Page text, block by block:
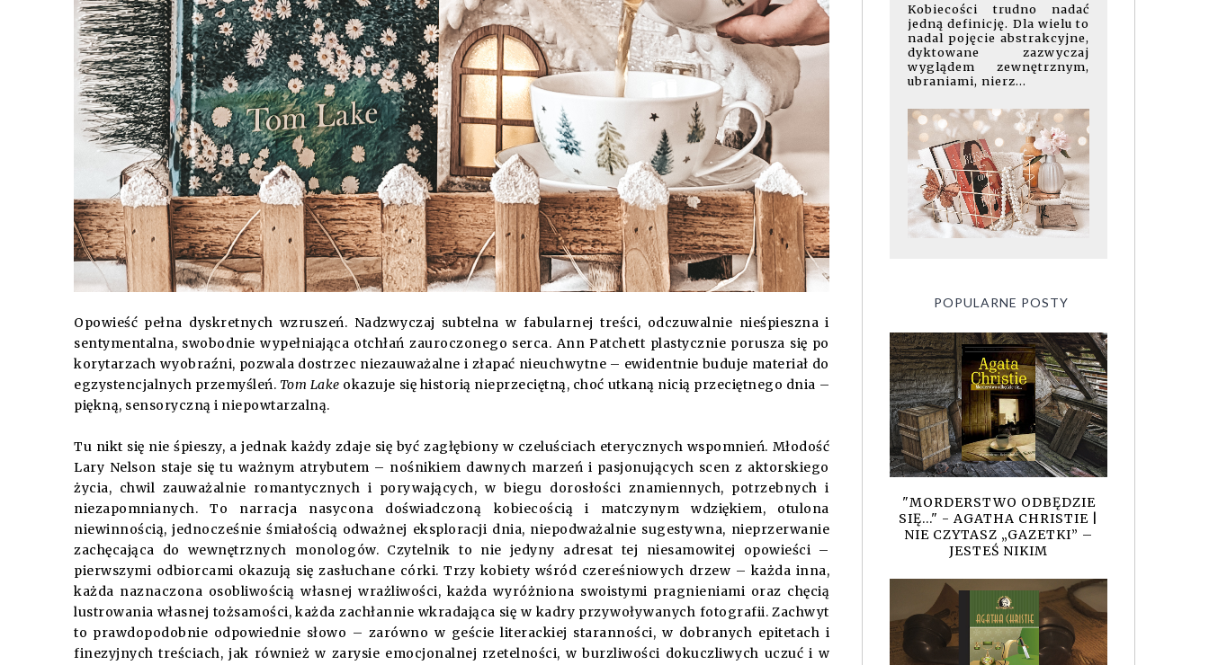
Opowieść pełna dyskretnych wzruszeń. Nadzwyczaj subtelna w fabularnej treści, odczuwalnie nieśpieszna i
sentymentalna, swobodnie wypełniająca otchłań zauroczonego serca. Ann Patchett plastycznie porusza się po
korytarzach wyobraźni, pozwala dostrzec niezauważalne i złapać nieuchwytne – ewidentnie buduje materiał do
egzystencjalnych przemyśleń. Tom Lake okazuje się historią nieprzeciętną, choć utkaną nicią przeciętnego dnia –
piękną, sensoryczną i niepowtarzalną.
Tu nikt się nie śpieszy, a jednak każdy zdaje się być zagłębiony w czeluściach eterycznych wspomnień. Młodość
Lary Nelson staje się tu ważnym atrybutem – nośnikiem dawnych marzeń i pasjonujących scen z aktorskiego
życia, chwil zauważalnie romantycznych i porywających, w biegu dorosłości znamiennych, potrzebnych i
niezapomnianych. To narracja nasycona doświadczoną kobiecością i matczynym wdziękiem, otulona
niewinnością, jednocześnie śmiałością odważnej eksploracji dnia, niepodważalnie sugestywna, nieprzerwanie
zachęcająca do wewnętrznych monologów. Czytelnik to nie jedyny adresat tej niesamowitej opowieści –
pierwszymi odbiorcami okazują się zasłuchane córki. Trzy kobiety wśród czereśniowych drzew – każda inna,
każda naznaczona osobliwością własnej wrażliwości, każda wyróżniona swoistymi pragnieniami oraz chęcią
lustrowania własnej tożsamości, każda zachłannie wkradająca się w kadry przywoływanych fotografii. Zachwyt
to prawdopodobnie odpowiednie słowo – zarówno w geście literackiej staranności, w dobranych epitetach i
finezyjnych treściach, jak również w zarysie emocjonalnej rzetelności, w burzliwości dokuczliwych uczuć i w
Kobiecości trudno nadać
jedną definicję. Dla wielu to
nadal pojęcie abstrakcyjne,
dyktowane zazwyczaj
wyglądem zewnętrznym,
ubraniami, nierz...
POPULARNE POSTY
"MORDERSTWO ODBĘDZIE
SIĘ..." - AGATHA CHRISTIE |
NIE CZYTASZ „GAZETKI” –
JESTEŚ NIKIM